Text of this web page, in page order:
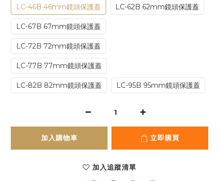
LC-46B 46mm鏡頭保護蓋 LC-62B 62mm鏡頭保護蓋
LC-67B 67mm鏡頭保護蓋
LC-72B 72mm鏡頭保護蓋
LC-77B 77mm鏡頭保護蓋
LC-82B 82mm鏡頭保護蓋 LC-95B 95mm鏡頭保護蓋
加入購物車 立即購買
加入追蹤清單